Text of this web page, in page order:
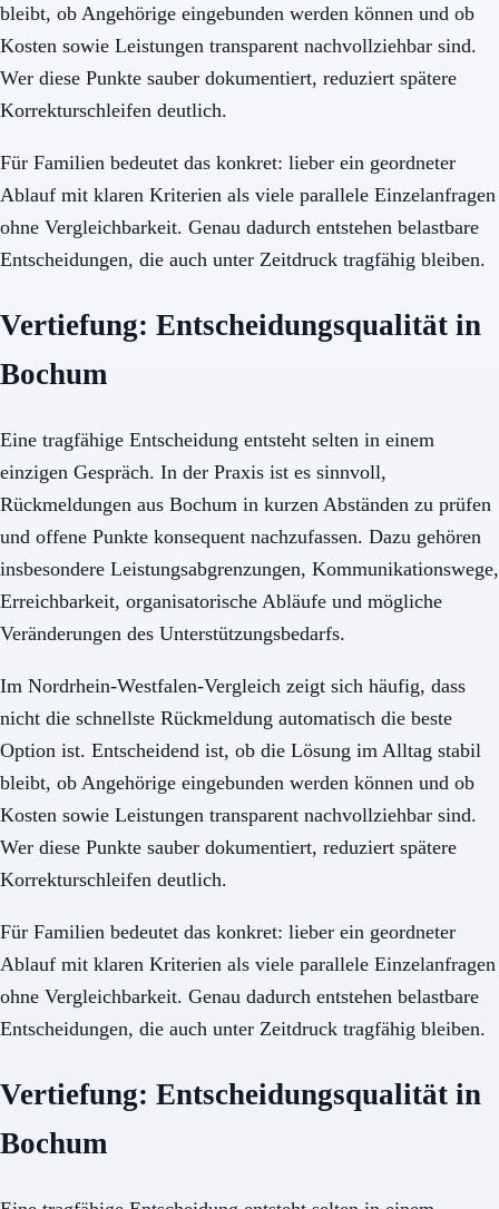
bleibt, ob Angehörige eingebunden werden können und ob
Kosten sowie Leistungen transparent nachvollziehbar sind.
Wer diese Punkte sauber dokumentiert, reduziert spätere
Korrekturschleifen deutlich.
Für Familien bedeutet das konkret: lieber ein geordneter
Ablauf mit klaren Kriterien als viele parallele Einzelanfragen
ohne Vergleichbarkeit. Genau dadurch entstehen belastbare
Entscheidungen, die auch unter Zeitdruck tragfähig bleiben.
Vertiefung: Entscheidungsqualität in
Bochum
Eine tragfähige Entscheidung entsteht selten in einem
einzigen Gespräch. In der Praxis ist es sinnvoll,
Rückmeldungen aus Bochum in kurzen Abständen zu prüfen
und offene Punkte konsequent nachzufassen. Dazu gehören
insbesondere Leistungsabgrenzungen, Kommunikationswege,
Erreichbarkeit, organisatorische Abläufe und mögliche
Veränderungen des Unterstützungsbedarfs.
Im Nordrhein-Westfalen-Vergleich zeigt sich häufig, dass
nicht die schnellste Rückmeldung automatisch die beste
Option ist. Entscheidend ist, ob die Lösung im Alltag stabil
bleibt, ob Angehörige eingebunden werden können und ob
Kosten sowie Leistungen transparent nachvollziehbar sind.
Wer diese Punkte sauber dokumentiert, reduziert spätere
Korrekturschleifen deutlich.
Für Familien bedeutet das konkret: lieber ein geordneter
Ablauf mit klaren Kriterien als viele parallele Einzelanfragen
ohne Vergleichbarkeit. Genau dadurch entstehen belastbare
Entscheidungen, die auch unter Zeitdruck tragfähig bleiben.
Vertiefung: Entscheidungsqualität in
Bochum